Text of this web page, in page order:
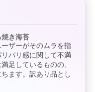
き海苔
ザーがそのムラを指
パリ感に関して不満
足しているものの、
ます。訳あり品とし